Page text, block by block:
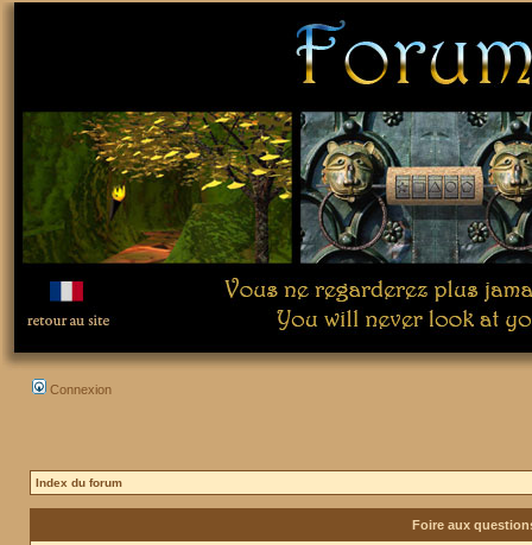
Connexion
Index du forum
Foire aux